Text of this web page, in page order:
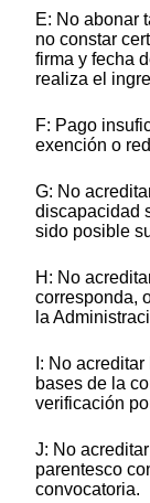
E: No abonar
no constar
firma y fecha
realiza el
F: Pago
exención o
G: No
discapacidad
sido posible
H: No
corresponda,
la
I: No
bases de la
verificación
J: No
parentesco
convocatoria.